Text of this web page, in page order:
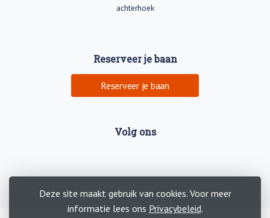
achterhoek
Reserveer je baan
Reserveer je baan
Volg ons
Deze site maakt gebruik van cookies. Voor meer
informatie lees ons Privacybeleid.